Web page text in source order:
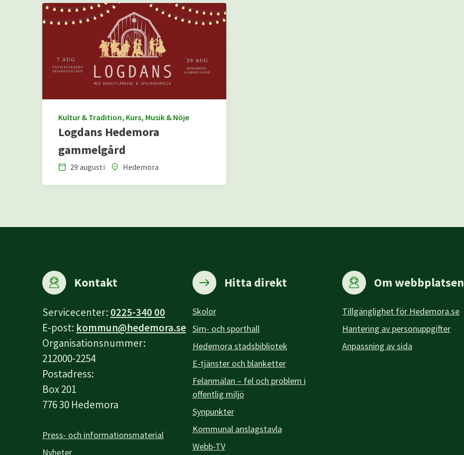
Kultur & Tradition, Kurs, Musik & Nöje
Logdans Hedemora
gammelgård
29 augusti
Hedemora
Kontakt
Servicecenter: 0225-340 00
E-post: kommun@hedemora.se
Organisationsnummer:
212000-2254
Postadress:
Box 201
776 30 Hedemora
Press- och informationsmaterial
Nyheter
Hitta direkt
Skolor
Sim- och sporthall
Hedemora stadsbibliotek
E-tjänster och blanketter
Felanmälan – fel och problem i
offentlig miljö
Synpunkter
Kommunal anslagstavla
Webb-TV
Om webbplatsen
Tillgänglighet för Hedemora.se
Hantering av personuppgifter
Anpassning av sida